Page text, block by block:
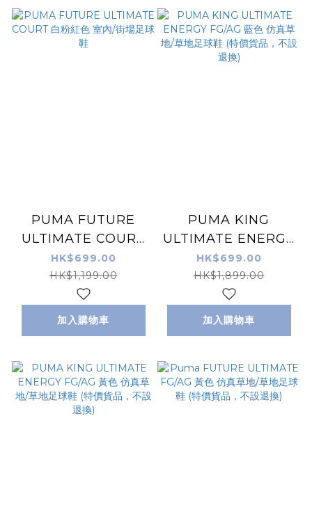
PUMA FUTURE
ULTIMATE COURT
白粉紅色 室內/街場足
球鞋
HK$699.00
HK$1,199.00
加入購物車
PUMA KING
ULTIMATE ENERGY
FG/AG 藍色 仿真草
地/草地足球鞋 (特價
貨品，不設退換)
HK$699.00
HK$1,899.00
加入購物車